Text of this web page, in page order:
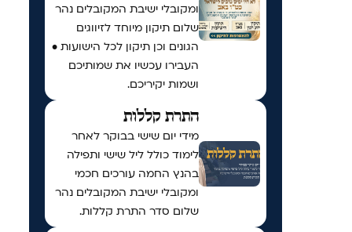
ומקובלי ישיבת המקובלים נהר
שלום תיקון מיוחד לזיווגים
הגונים וכן תיקון לכל הישועות •
העבירו עכשיו את שמותיכם
ושמות יקיריכם.
התרת קללות
מידי יום שישי בבוקר לאחר
לימוד כולל ליל שישי ותפילה
בהנץ החמה עורכים חכמי
ומקובלי ישיבת המקובלים נהר
שלום סדר התרת קללות.